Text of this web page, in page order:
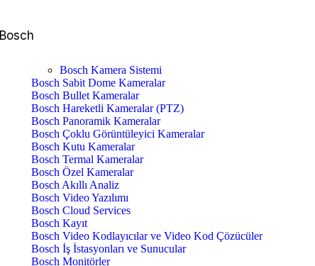
Bosch
Bosch Kamera Sistemi
Bosch Sabit Dome Kameralar
Bosch Bullet Kameralar
Bosch Hareketli Kameralar (PTZ)
Bosch Panoramik Kameralar
Bosch Çoklu Görüntüleyici Kameralar
Bosch Kutu Kameralar
Bosch Termal Kameralar
Bosch Özel Kameralar
Bosch Akıllı Analiz
Bosch Video Yazılımı
Bosch Cloud Services
Bosch Kayıt
Bosch Video Kodlayıcılar ve Video Kod Çözücüler
Bosch İş İstasyonları ve Sunucular
Bosch Monitörler